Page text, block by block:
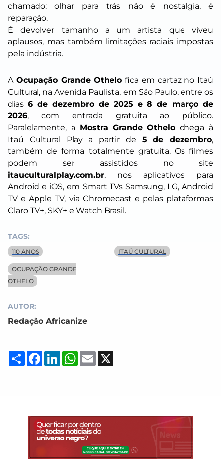
chamado: olhar para trás não é nostalgia, é
reparação.
É devolver tamanho a um artista que viveu
aplausos, mas também limitações raciais impostas
pela indústria.
A Ocupação Grande Othelo fica em cartaz no Itaú
Cultural, na Avenida Paulista, em São Paulo, entre os
dias6 de dezembro de 2025 e 8 de março de
2026, com entrada gratuita ao público.
Paralelamente, a Mostra Grande Othelo chega à
Itaú Cultural Play a partir de 5 de dezembro,
também de forma totalmente gratuita. Os filmes
podem ser assistidos no site
itauculturalplay.com.br, nos aplicativos para
Android e iOS, em Smart TVs Samsung, LG, Android
TV e Apple TV, via Chromecast e pelas plataformas
Claro TV+, SKY+ e Watch Brasil.
TAGS:
110 ANOS ITAÚ CULTURAL
OCUPAÇÃO GRANDE
OTHELO
AUTOR:
Redação Africanize
Compartilhar
Facebook
LinkedInWhatsApp
Email